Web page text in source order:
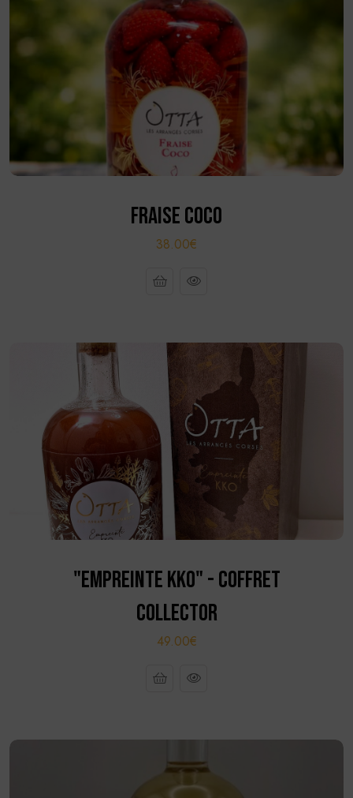
FRAISE COCO
38.00€
"EMPREINTE KKO" - COFFRET
COLLECTOR
49.00€